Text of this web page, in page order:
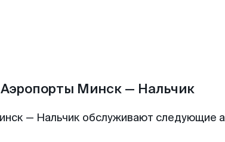
Аэропорты Минск — Нальчик
— Нальчик обслуживают следующие